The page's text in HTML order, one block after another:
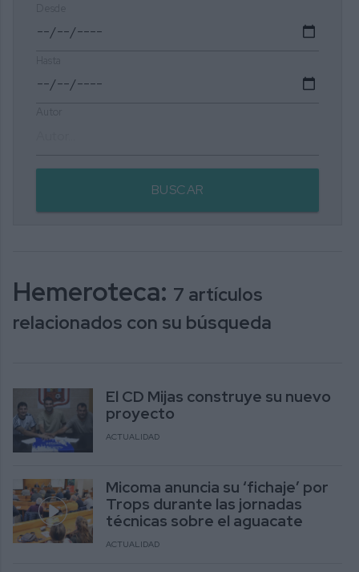
BUSCAR
Hemeroteca: 7 artículos
relacionados con su búsqueda
El CD Mijas construye su nuevo
proyecto
ACTUALIDAD
Micoma anuncia su ‘fichaje’ por
Trops durante las jornadas
técnicas sobre el aguacate
ACTUALIDAD